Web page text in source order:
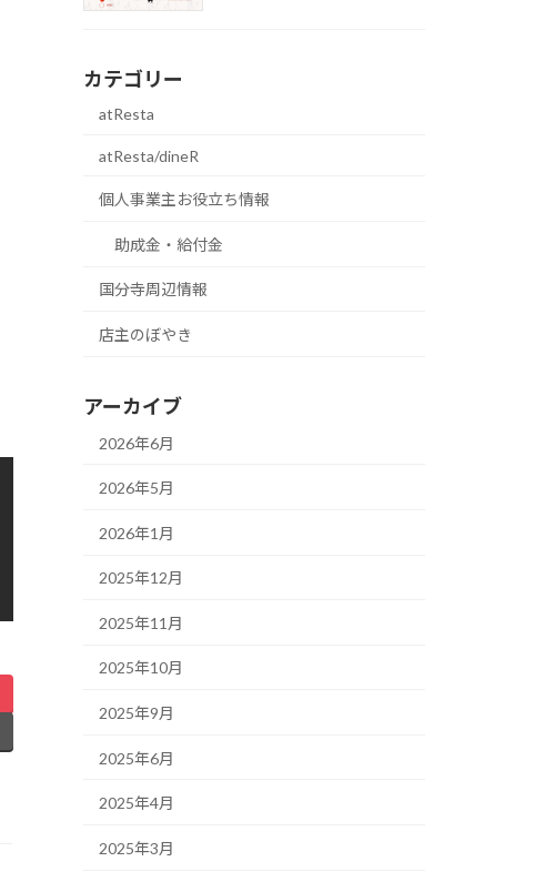
カテゴリー
atResta
atResta/dineR
個人事業主お役立ち情報
助成金・給付金
国分寺周辺情報
店主のぼやき
アーカイブ
2026年6月
2026年5月
2026年1月
2025年12月
2025年11月
2025年10月
2025年9月
2025年6月
2025年4月
2025年3月